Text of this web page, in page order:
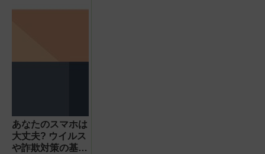
あなたのスマホは
大丈夫? ウイルス
や詐欺対策の基本